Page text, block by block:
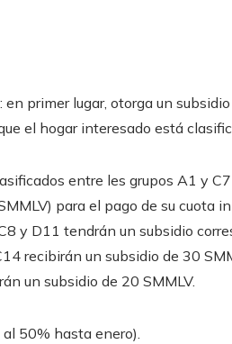
primer lugar, otorga un
el hogar interesado está
entre les grupos A1 y
para el pago de su cuota
y D11 tendrán un subsidio
recibirán un subsidio de 30
un subsidio de 20 SMMLV.
50% hasta enero).